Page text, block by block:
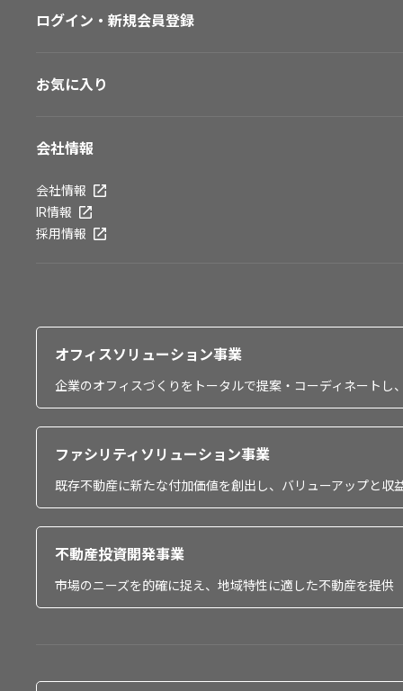
ログイン・新規会員登録
お気に入り
会社情報
会社情報
IR情報
採用情報
オフィスソリューション事業
企業のオフィスづくりをトータルで提案・コーディネート
ファシリティソリューション事業
既存不動産に新たな付加価値を創出し、バリューアップと収
不動産投資開発事業
市場のニーズを的確に捉え、地域特性に適した不動産を提供